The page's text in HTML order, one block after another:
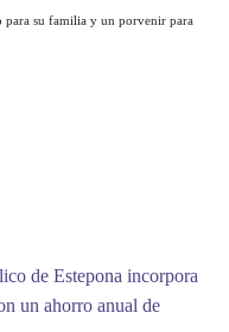
para su familia y un porvenir para
de Estepona incorpora
un ahorro anual de